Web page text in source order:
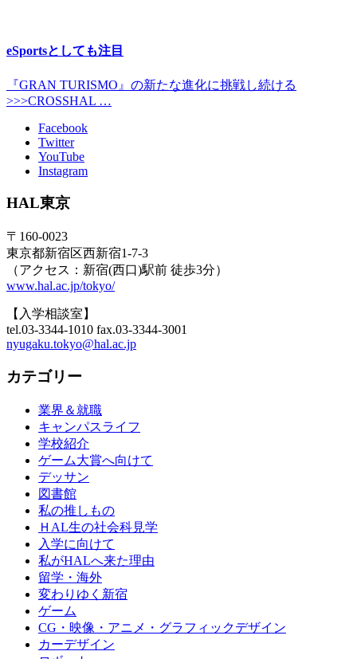
eSportsとしても注目
『GRAN TURISMO』の新たな進化に挑戦し続ける
>>>CROSSHAL …
Facebook
Twitter
YouTube
Instagram
HAL東京
〒160-0023
東京都新宿区西新宿1-7-3
（アクセス：新宿(西口)駅前 徒歩3分）
www.hal.ac.jp/tokyo/
【入学相談室】
tel.03-3344-1010 fax.03-3344-3001
nyugaku.tokyo@hal.ac.jp
カテゴリー
業界＆就職
キャンパスライフ
学校紹介
ゲーム大賞へ向けて
デッサン
図書館
私の推しもの
ＨAL生の社会科見学
入学に向けて
私がHALへ来た理由
留学・海外
変わりゆく新宿
ゲーム
CG・映像・アニメ・グラフィックデザイン
カーデザイン